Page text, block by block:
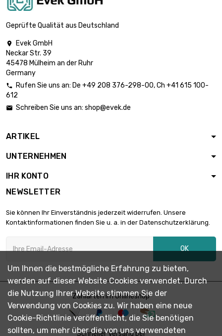
Länge : 250 Meter
1.5mm (0.0591
2.445,33 €
Länge : 250 Meter
Durchmesser :
inch)
Durchmesser :
Länge : 100 Meter
2mm (0.0787 inch)
Länge : 100 Meter
2.4mm (≈3/32
inch)
2.556,12 €
Durchmesser :
inch)

Länge : 50 Meter
Durchmesser :
3mm (0.1181 inch)
2.037,76 €
Länge : 50 Meter
Geprüfte Qualität aus Deutschland

Evek GmbH
Neckar Str. 39
45478 Mülheim an der Ruhr
Germany
 Rufen Sie uns an: De +49 208 376-298-00, Ch +41 615 100-
612
 Schreiben Sie uns an: shop@evek.de
ARTIKEL
UNTERNEHMEN
IHR KONTO
NEWSLETTER
Sie können Ihr Einverständnis jederzeit widerrufen. Unsere
Kontaktinformationen finden Sie u. a. in der Datenschutzerklärung.
OK
Zahlarten im Onlineshop
Schneller Versand per
Um Ihnen die bestmögliche Erfahrung zu bieten,
werden auf dieser Website Cookies verwendet. Durch
die Nutzung Ihrer Website stimmen Sie der
Verwendung von Cookies zu. Wir haben eine neue
Cookie-Richtlinie veröffentlicht, die Sie benötigen
sollten, um mehr über die von uns verwendeten